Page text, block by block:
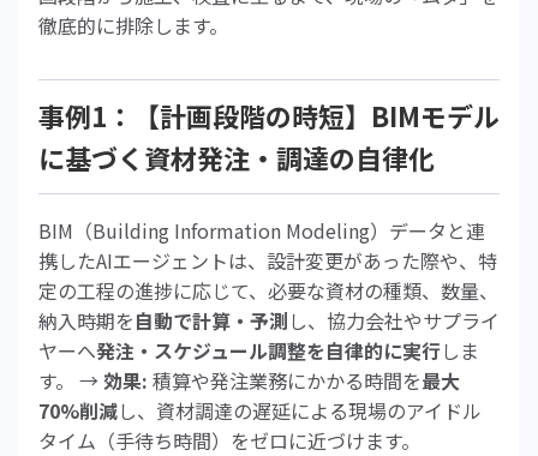
徹底的に排除します。
事例1：【計画段階の時短】BIMモデル
に基づく資材発注・調達の自律化
BIM（Building Information Modeling）データと連
携したAIエージェントは、設計変更があった際や、特
定の工程の進捗に応じて、必要な資材の種類、数量、
納入時期を自動で計算・予測 し、協力会社やサプライ
ヤーへ発注・スケジュール調整を自律的に実行しま
す。 →効果: 積算や発注業務にかかる時間を最大
70%削減し、資材調達の遅延による現場のアイドル
タイム（手待ち時間）をゼロに近づけます。